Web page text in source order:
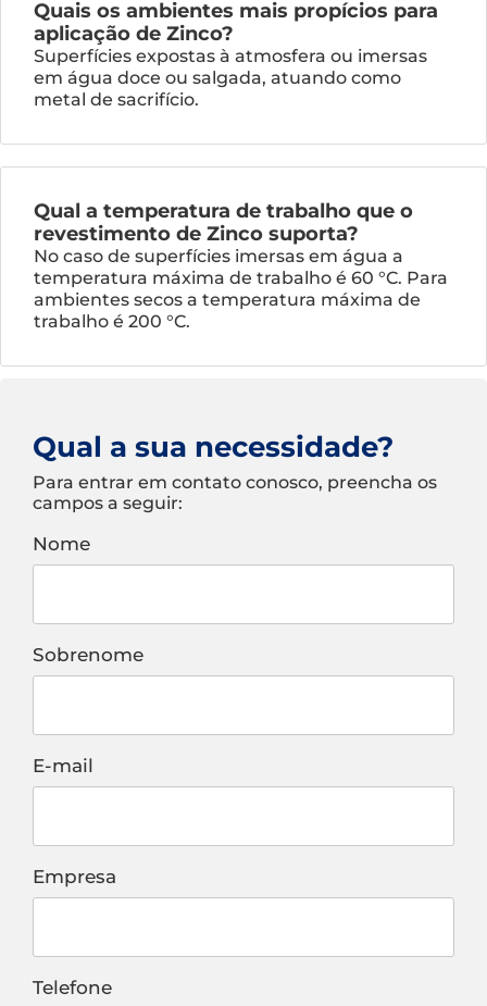
Quais os ambientes mais propícios para
aplicação de Zinco?
Superfícies expostas à atmosfera ou imersas
em água doce ou salgada, atuando como
metal de sacrifício.
Qual a temperatura de trabalho que o
revestimento de Zinco suporta?
No caso de superfícies imersas em água a
temperatura máxima de trabalho é 60 °C. Para
ambientes secos a temperatura máxima de
trabalho é 200 °C.
Qual a sua necessidade?
Para entrar em contato conosco, preencha os
campos a seguir:
Nome
Sobrenome
E-mail
Empresa
Telefone